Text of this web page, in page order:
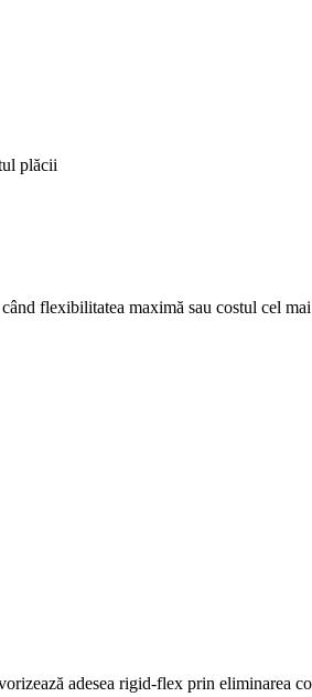
plăcii
flexibilitatea maximă sau costul cel
adesea rigid-flex prin eliminarea